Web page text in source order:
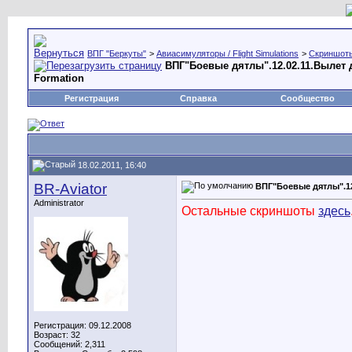
ВПГ "Беркуты" > Авиасимуляторы / Flight Simulations >
ВПГ"Боевые дятлы".12.02.11.Вылет
Formation
Регистрация Справка Сообщество
18.02.2011, 16:40
BR-Aviator
Administrator
Регистрация: 09.12.2008
Возраст: 32
Сообщений: 2,311
ВПГ"Боевые
Остальные скриншоты здесь